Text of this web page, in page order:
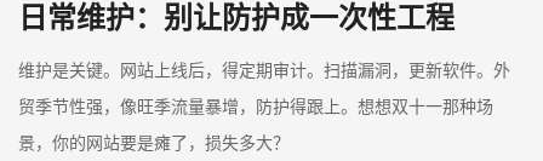
日常维护：别让防护成一次性工程
维护是关键。网站上线后，得定期审计。扫描漏洞，更新软件。外
贸季节性强，像旺季流量暴增，防护得跟上。想想双十一那种场
景，你的网站要是瘫了，损失多大？